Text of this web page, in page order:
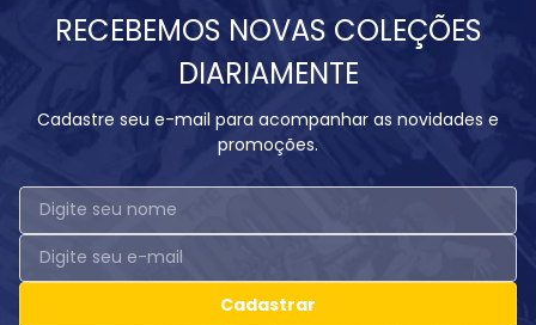
RECEBEMOS NOVAS COLEÇÕES
DIARIAMENTE
Cadastre seu e-mail para acompanhar as novidades e
promoções.
Cadastrar